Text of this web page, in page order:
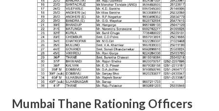
Stand,Amrawati-444 601 C. K. DANGE (9422844477)
AURANGABAD S. S. KALE (9987236658) Office of the Joint
Commissioner,,2nd floor, Nath Super Market,
Aurangpura,Aurangabad R. M. BAJAJ (9422496941)
AURANGABAD Zone 2 ...
Mumbai Thane Rationing Officers